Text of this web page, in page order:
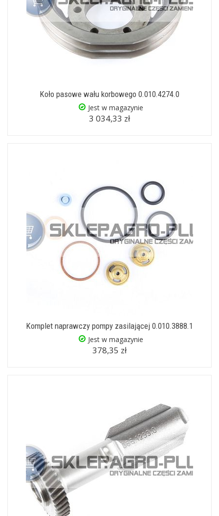
Koło pasowe wału korbowego 0.010.4274.0
Jest w magazynie
3 034,33 zł
Komplet naprawczy pompy zasilającej 0.010.3888.1
Jest w magazynie
378,35 zł